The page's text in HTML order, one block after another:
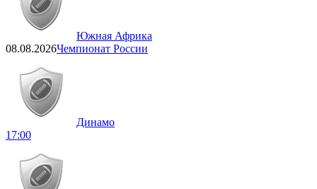
Южная Африка
08.08.2026Чемпионат России
Динамо
17:00